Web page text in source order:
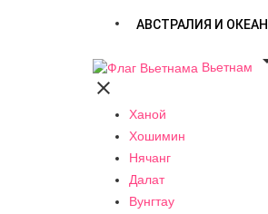
АВСТРАЛИЯ И
Вьетнам

Ханой
Хошимин
Нячанг
Далат
Вунгтау